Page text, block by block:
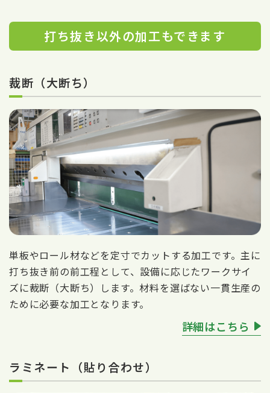
打ち抜き以外の加工もできます
裁断（大断ち）
単板やロール材などを定寸でカットする加工です。主に
打ち抜き前の前工程として、設備に応じたワークサイ
ズに裁断（大断ち）します。材料を選ばない一貫生産の
ために必要な加工となります。
詳細はこちら
ラミネート（貼り合わせ）